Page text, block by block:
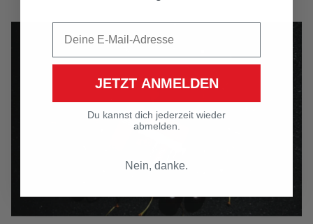
JETZT ANMELDEN
Du kannst dich jederzeit wieder
abmelden.
Nein, danke.